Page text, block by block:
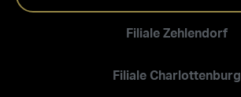
Filiale Zehlendorf
Filiale Charlottenburg